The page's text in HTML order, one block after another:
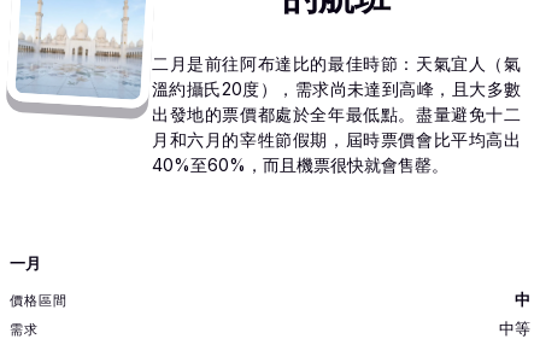
二月是前往阿布達比的最佳時節：天氣宜人（氣
溫約攝氏20度），需求尚未達到高峰，且大多數
出發地的票價都處於全年最低點。盡量避免十二
月和六月的宰牲節假期，屆時票價會比平均高出
40%至60%，而且機票很快就會售罄。
月份
一月
中
中等